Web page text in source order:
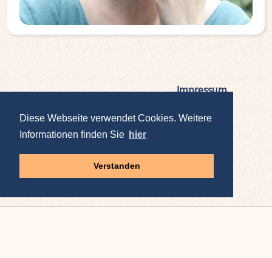
Diese Webseite verwendet Cookies. Weitere
Informationen finden Sie hier
Verstanden
Impressum|